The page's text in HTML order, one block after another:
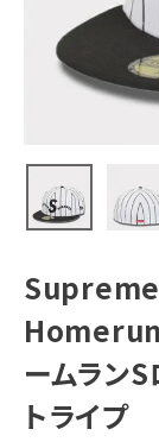
Cap ホームランS
ロゴニューエラキ
ャップ ストライプ
NEW ITEMS
Tシャツ・ロン
パーカー・ト
キャップ・ハット
ニット帽・ビ
バックパック・
Supreme
ームラン
トライプ